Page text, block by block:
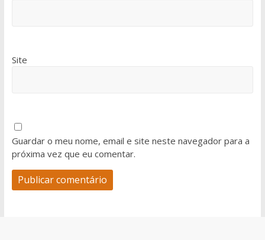
Site
Guardar o meu nome, email e site neste navegador para a
próxima vez que eu comentar.